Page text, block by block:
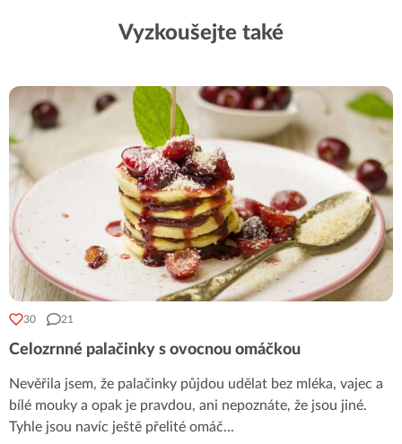
Vyzkoušejte také
30 21
Celozrnné palačinky s ovocnou omáčkou
Nevěřila jsem, že palačinky půjdou udělat bez mléka, vajec a
bílé mouky a opak je pravdou, ani nepoznáte, že jsou jiné.
Tyhle jsou navíc ještě přelité omáč...